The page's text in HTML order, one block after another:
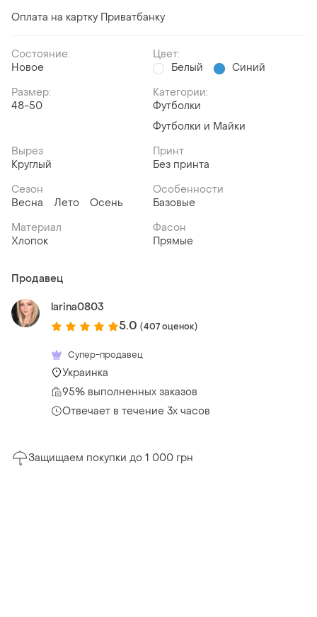
Оплата на картку Приватбанку
Состояние:
Новое
Цвет:
Белый
Синий
Размер:
48-50
Категории:
Футболки
Футболки и Майки
Вырез
Круглый
Принт
Без принта
Сезон
Весна
Лето Осень
Особенности
Базовые
Материал
Хлопок
Фасон
Прямые
Продавец
larina0803
5.0 (407 оценок)
Супер-продавец
Украинка
95% выполненных заказов
Отвечает в течение 3х часов
Защищаем покупки до 1 000 грн